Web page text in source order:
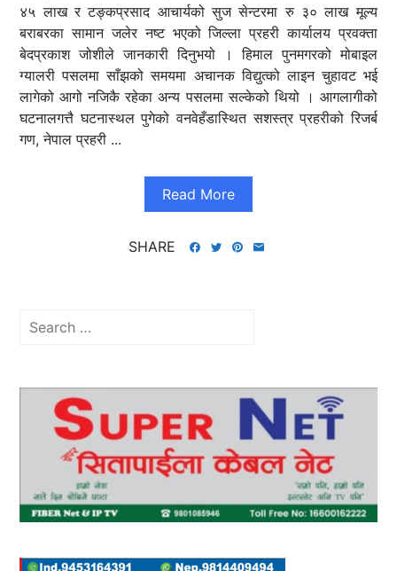
४५ लाख र टङ्कप्रसाद आचार्यको सुज सेन्टरमा रु ३० लाख मूल्य
बराबरका सामान जलेर नष्ट भएको जिल्ला प्रहरी कार्यालय प्रवक्ता
बेदप्रकाश जोशीले जानकारी दिनुभयो । हिमाल पुनमगरको मोबाइल
ग्यालरी पसलमा साँझको समयमा अचानक विद्युत्को लाइन चुहावट भई
लागेको आगो नजिकै रहेका अन्य पसलमा सल्केको थियो । आगलागीको
घटनालगत्तै घटनास्थल पुगेको वनवेहँडास्थित सशस्त्र प्रहरीको रिजर्ब
गण, नेपाल प्रहरी ...
Read More
SHARE
Search